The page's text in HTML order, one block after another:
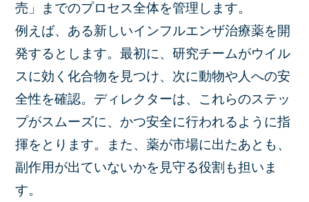
売」までのプロセス全体を管理します。
例えば、ある新しいインフルエンザ治療薬を開
発するとします。最初に、研究チームがウイル
スに効く化合物を見つけ、次に動物や人への安
全性を確認。ディレクターは、これらのステッ
プがスムーズに、かつ安全に行われるように指
揮をとります。また、薬が市場に出たあとも、
副作用が出ていないかを見守る役割も担いま
す。